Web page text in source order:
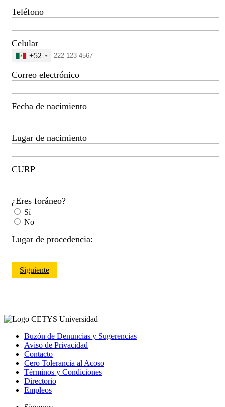
Teléfono
Celular
+52
Correo electrónico
Fecha de nacimiento
Lugar de nacimiento
CURP
¿Eres foráneo?
Sí
No
Lugar de procedencia:
Siguiente
Buzón de Denuncias y Sugerencias
Aviso de Privacidad
Contacto
Cero Tolerancia al Acoso
Términos y Condiciones
Directorio
Empleos